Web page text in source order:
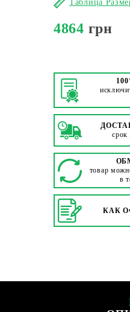
Таблица
4864 грн
срок
товар
в
КАК